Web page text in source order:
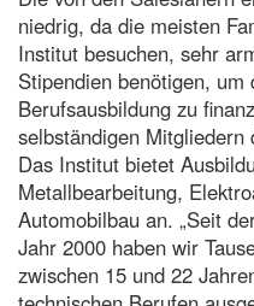
niedrig, da die meisten
Institut besuchen, sehr
Stipendien benötigen, um
Berufsausbildung zu
selbständigen
Das Institut bietet
Metallbearbeitung,
Automobilbau an. „Seit
Jahr 2000 haben wir
zwischen 15 und 22